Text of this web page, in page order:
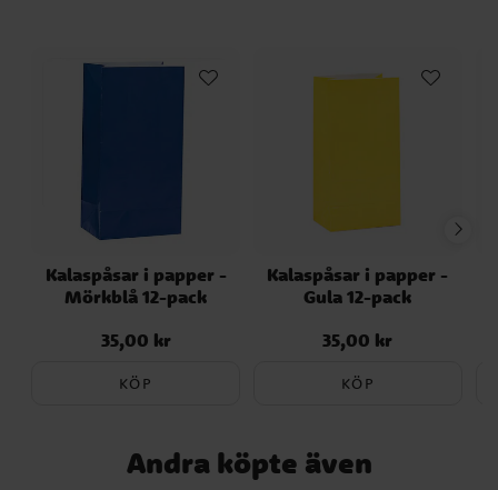
Kalaspåsar i papper -
Mörkblå 12-pack
Pris:35,00 kr
35,00 kr
KÖP
Kalaspåsar i papper -
Gula 12-pack
Pris:35,00 kr
35,00 kr
KÖP
Andra köpte även